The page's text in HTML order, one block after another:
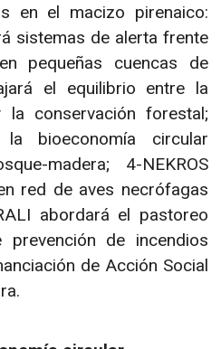
en el macizo pirenaico:
sistemas de alerta frente
pequeñas cuencas de
el equilibrio entre la
la conservación forestal;
la bioeconomía circular
madera; 4-NEKROS
red de aves necrófagas
abordará el pastoreo
prevención de incendios
de Acción Social